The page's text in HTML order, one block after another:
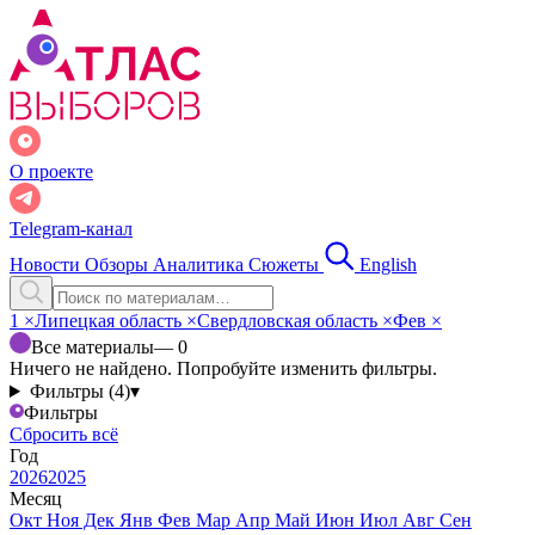
О проекте
Telegram-канал
Новости Обзоры Аналитика Сюжеты English
1 ×Липецкая область ×Свердловская область ×Фев ×
Все материалы— 0
Ничего не найдено. Попробуйте изменить фильтры.
Фильтры (4)▾
Фильтры
Сбросить всё
Год
20262025
Месяц
Окт Ноя Дек Янв Фев Мар Апр Май Июн Июл Авг Сен